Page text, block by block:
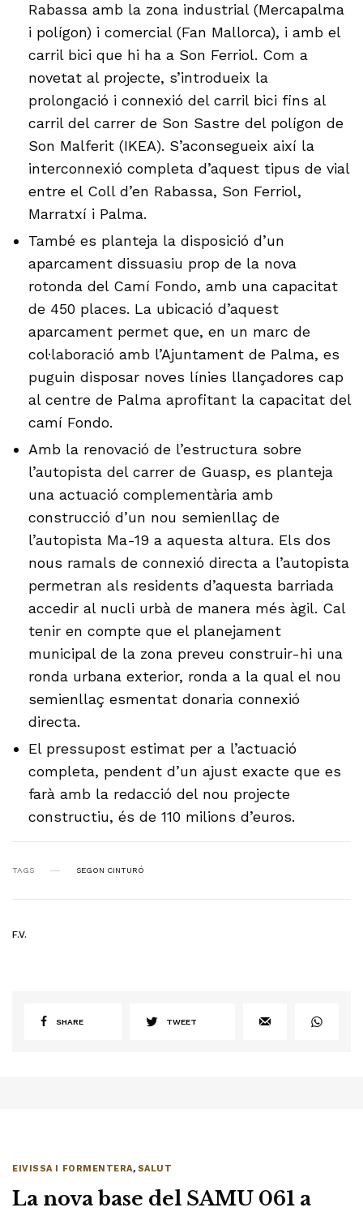
Rabassa amb la zona industrial (Mercapalma
i polígon) i comercial (Fan Mallorca), i amb el
carril bici que hi ha a Son Ferriol. Com a
novetat al projecte, s’introdueix la
prolongació i connexió del carril bici fins al
carril del carrer de Son Sastre del polígon de
Son Malferit (IKEA). S’aconsegueix així la
interconnexió completa d’aquest tipus de vial
entre el Coll d’en Rabassa, Son Ferriol,
Marratxí i Palma.
També es planteja la disposició d’un
aparcament dissuasiu prop de la nova
rotonda del Camí Fondo, amb una capacitat
de 450 places. La ubicació d’aquest
aparcament permet que, en un marc de
col·laboració amb l’Ajuntament de Palma, es
puguin disposar noves línies llançadores cap
al centre de Palma aprofitant la capacitat del
camí Fondo.
Amb la renovació de l’estructura sobre
l’autopista del carrer de Guasp, es planteja
una actuació complementària amb
construcció d’un nou semienllaç de
l’autopista Ma-19 a aquesta altura. Els dos
nous ramals de connexió directa a l’autopista
permetran als residents d’aquesta barriada
accedir al nucli urbà de manera més àgil. Cal
tenir en compte que el planejament
municipal de la zona preveu construir-hi una
ronda urbana exterior, ronda a la qual el nou
semienllaç esmentat donaria connexió
directa.
El pressupost estimat per a l’actuació
completa, pendent d’un ajust exacte que es
farà amb la redacció del nou projecte
constructiu, és de 110 milions d’euros.
TAGS SEGON CINTURÓ
F.V.
SHARE TWEET
EIVISSA I FORMENTERA, SALUT
La nova base del SAMU 061 a